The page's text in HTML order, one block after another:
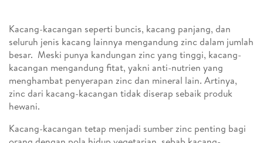
Kacang-kacangan seperti buncis, kacang panjang, dan
seluruh jenis kacang lainnya mengandung zinc dalam jumlah
besar. Meski punya kandungan zinc yang tinggi, kacang-
kacangan mengandung fitat, yakni anti-nutrien yang
menghambat penyerapan zinc dan mineral lain. Artinya,
zinc dari kacang-kacangan tidak diserap sebaik produk
hewani.
Kacang-kacangan tetap menjadi sumber zinc penting bagi